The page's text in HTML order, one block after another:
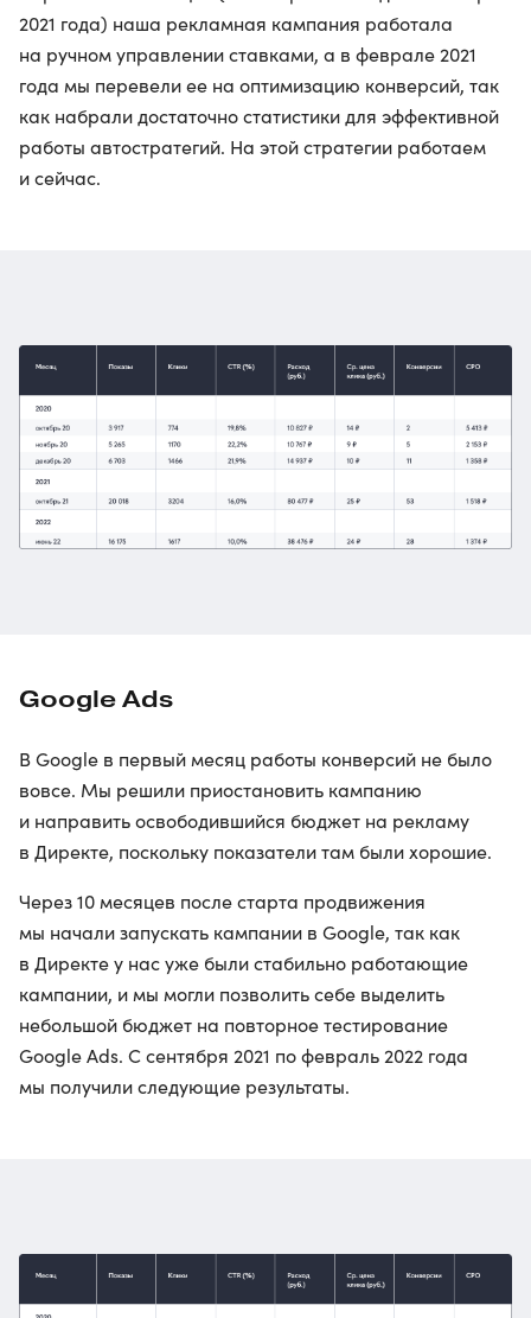
2021 года) наша рекламная кампания работала
на ручном управлении ставками, а в феврале 2021
года мы перевели ее на оптимизацию конверсий, так
как набрали достаточно статистики для эффективной
работы автостратегий. На этой стратегии работаем
и сейчас.
Google Ads
В Google в первый месяц работы конверсий не было
вовсе. Мы решили приостановить кампанию
и направить освободившийся бюджет на рекламу
в Директе, поскольку показатели там были хорошие.
Через 10 месяцев после старта продвижения
мы начали запускать кампании в Google, так как
в Директе у нас уже были стабильно работающие
кампании, и мы могли позволить себе выделить
небольшой бюджет на повторное тестирование
Google Ads. С сентября 2021 по февраль 2022 года
мы получили следующие результаты.